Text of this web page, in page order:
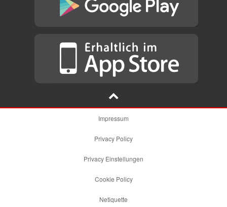
Impressum
Privacy Policy
Privacy Einstellungen
Cookie Policy
Netiquette